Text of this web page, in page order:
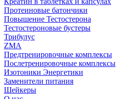
Протеиновые батончики
Повышение Тестостерона
Тестостероновые бустеры
Трибулус
ZMA
Предтренировочные комплексы
Послетренировочные комплексы
Изотоники Энергетики
Заменители питания
Шейкеры